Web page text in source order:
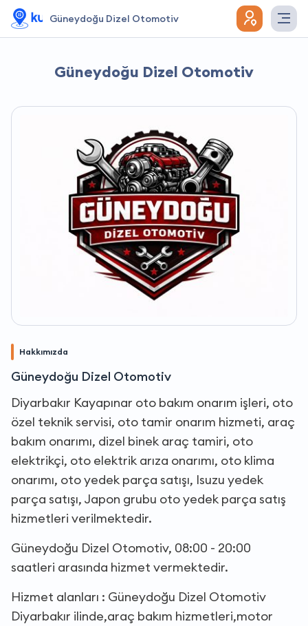
Güneydoğu Dizel Otomotiv
Güneydoğu Dizel Otomotiv
Hakkımızda
Güneydoğu Dizel Otomotiv
Diyarbakır Kayapınar oto bakım onarım işleri, oto
özel teknik servisi, oto tamir onarım hizmeti, araç
bakım onarımı, dizel binek araç tamiri, oto
elektrikçi, oto elektrik arıza onarımı, oto klima
onarımı, oto yedek parça satışı, Isuzu yedek
parça satışı, Japon grubu oto yedek parça satış
hizmetleri verilmektedir.
Güneydoğu Dizel Otomotiv, 08:00 - 20:00
saatleri arasında hizmet vermektedir.
Hizmet alanları : Güneydoğu Dizel Otomotiv
Diyarbakır ilinde,araç bakım hizmetleri,motor